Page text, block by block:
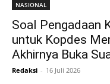
NASIONAL
Soal Pengadaan
untuk Kopdes
Akhirnya Buka
Redaksi - 16 Juli 2026